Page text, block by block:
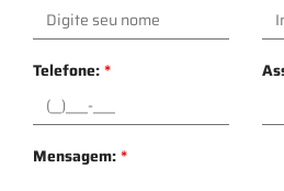
Telefone:*
Mensagem:*